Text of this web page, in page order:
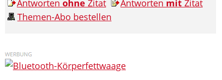
Antworten ohne Zitat Antworten mit Zitat
Themen-Abo bestellen